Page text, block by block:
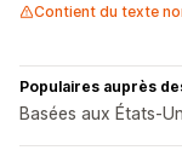
Contient du texte
Populaires auprès
Basées aux États-